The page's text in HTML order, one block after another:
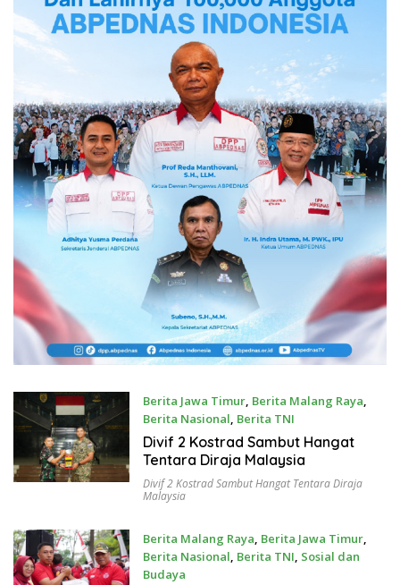
Berita Jawa Timur, Berita Malang Raya,
Berita Nasional, Berita TNI
September 19, 2025
Divif 2 Kostrad Sambut Hangat
Tentara Diraja Malaysia
Divif 2 Kostrad Sambut Hangat Tentara Diraja
Malaysia
Berita Malang Raya, Berita Jawa Timur,
Berita Nasional, Berita TNI, Sosial dan
Budaya